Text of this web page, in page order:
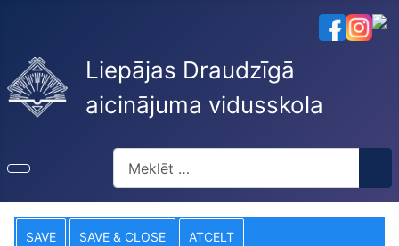
Liepājas Draudzīgā
aicinājuma vidusskola
SAVE SAVE & CLOSE ATCELT